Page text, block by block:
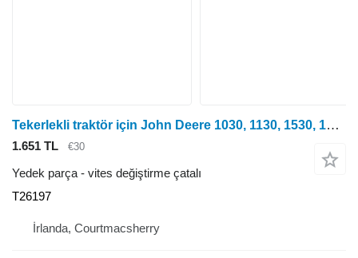
Tekerlekli traktör için John Deere 1030, 1130, 1530, 1630, 2130 Şanzıman Kontrol Çatalı T26197 vites değiştirme çatalı
1.651 TL €30
Yedek parça - vites değiştirme çatalı
T26197
İrlanda, Courtmacsherry